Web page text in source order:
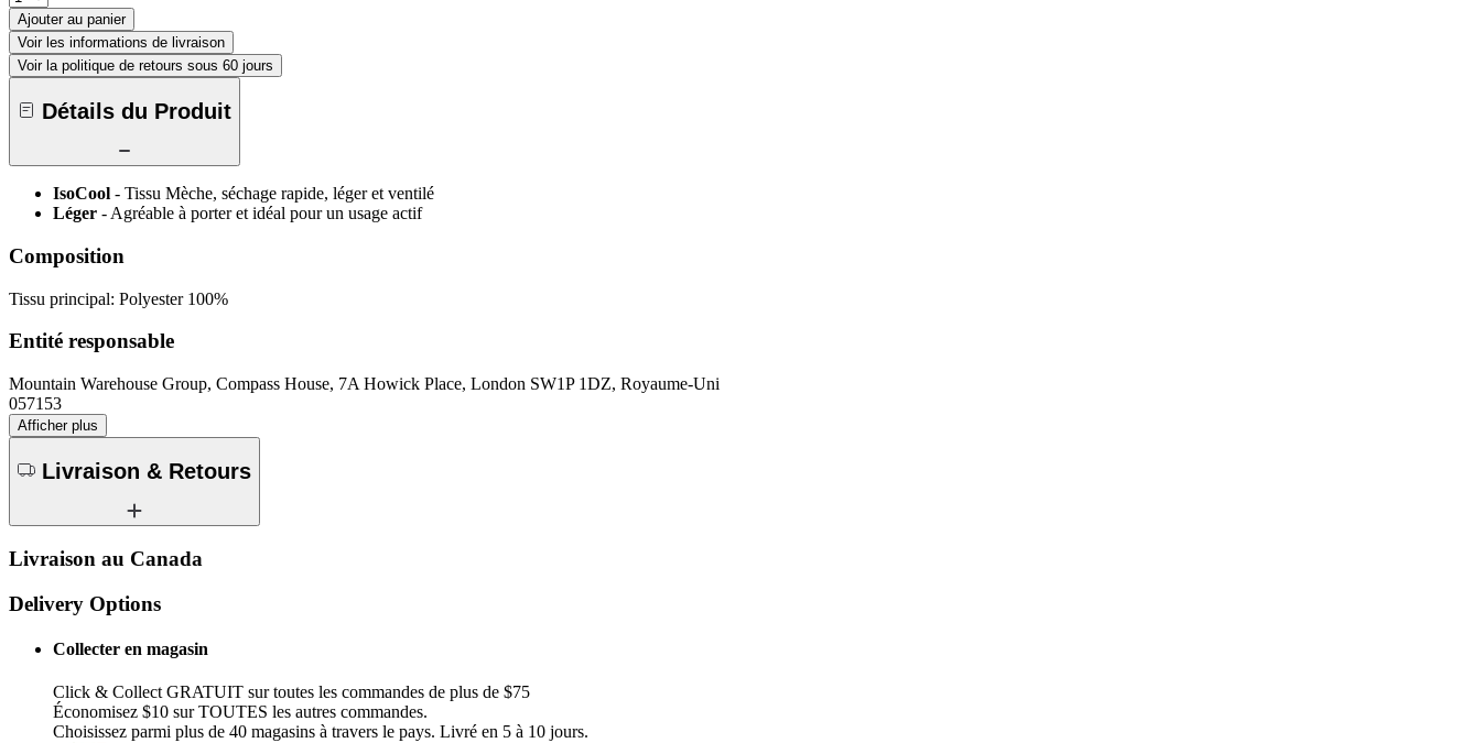
Ajouter au panier
Voir les informations de livraison
Voir la politique de retours sous 60 jours
Détails du Produit
IsoCool - Tissu Mèche, séchage rapide, léger et ventilé
Léger - Agréable à porter et idéal pour un usage actif
Composition
Tissu principal: Polyester 100%
Entité responsable
Mountain Warehouse Group, Compass House, 7A Howick Place, London SW1P 1DZ, Royaume-Uni
057153
Afficher plus
Livraison & Retours
Livraison au Canada
Delivery Options
Collecter en magasin
Click & Collect GRATUIT sur toutes les commandes de plus de $75
Économisez $10 sur TOUTES les autres commandes.
Choisissez parmi plus de 40 magasins à travers le pays. Livré en 5 à 10 jours.